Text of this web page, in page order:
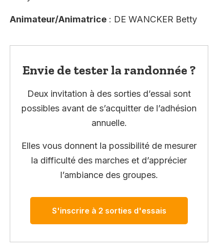
Animateur/Animatrice : DE WANCKER Betty
Envie de tester la randonnée ?
Deux invitation à des sorties d’essai sont
possibles avant de s’acquitter de l’adhésion
annuelle.
Elles vous donnent la possibilité de mesurer
la difficulté des marches et d’apprécier
l’ambiance des groupes.
S'inscrire à 2 sorties d'essais